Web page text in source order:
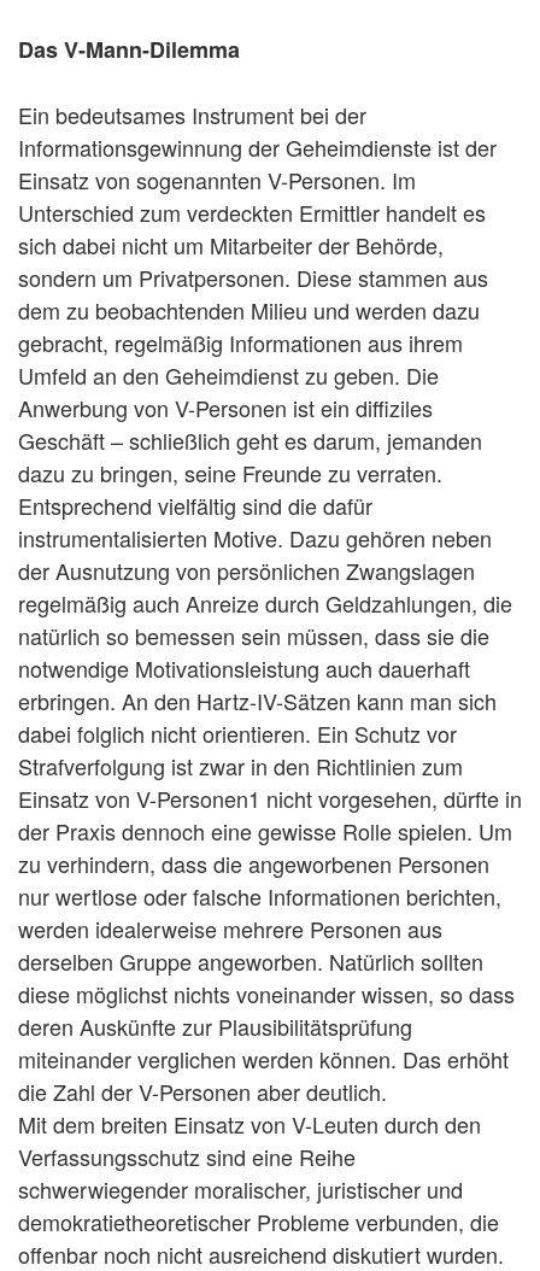
Das V-Mann-Dilemma
Ein bedeutsames Instrument bei der
Informationsgewinnung der Geheimdienste ist der
Einsatz von sogenannten V-Personen. Im
Unterschied zum verdeckten Ermittler handelt es
sich dabei nicht um Mitarbeiter der Behörde,
sondern um Privatpersonen. Diese stammen aus
dem zu beobachtenden Milieu und werden dazu
gebracht, regelmäßig Informationen aus ihrem
Umfeld an den Geheimdienst zu geben. Die
Anwerbung von V-Personen ist ein diffiziles
Geschäft – schließlich geht es darum, jemanden
dazu zu bringen, seine Freunde zu verraten.
Entsprechend vielfältig sind die dafür
instrumentalisierten Motive. Dazu gehören neben
der Ausnutzung von persönlichen Zwangslagen
regelmäßig auch Anreize durch Geldzahlungen, die
natürlich so bemessen sein müssen, dass sie die
notwendige Motivationsleistung auch dauerhaft
erbringen. An den Hartz-IV-Sätzen kann man sich
dabei folglich nicht orientieren. Ein Schutz vor
Strafverfolgung ist zwar in den Richtlinien zum
Einsatz von V-Personen1 nicht vorgesehen, dürfte in
der Praxis dennoch eine gewisse Rolle spielen. Um
zu verhindern, dass die angeworbenen Personen
nur wertlose oder falsche Informationen berichten,
werden idealerweise mehrere Personen aus
derselben Gruppe angeworben. Natürlich sollten
diese möglichst nichts voneinander wissen, so dass
deren Auskünfte zur Plausibilitätsprüfung
miteinander verglichen werden können. Das erhöht
die Zahl der V-Personen aber deutlich.
Mit dem breiten Einsatz von V-Leuten durch den
Verfassungsschutz sind eine Reihe
schwerwiegender moralischer, juristischer und
demokratietheoretischer Probleme verbunden, die
offenbar noch nicht ausreichend diskutiert wurden.